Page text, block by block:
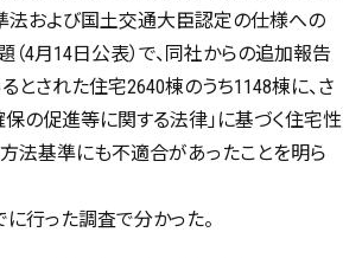
法および国土交通大臣認定の仕様への
4月14日公表）で、同社からの追加報告
とされた住宅2640棟のうち1148棟に、さ
保の促進等に関する法律」に基づく住宅性
法基準にも不適合があったことを明ら
行った調査で分かった。